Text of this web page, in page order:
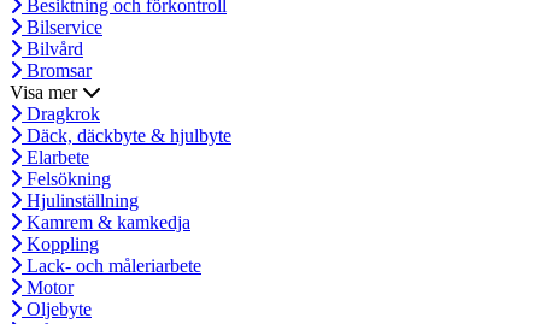
Besiktning och förkontroll
Bilservice
Bilvård
Bromsar
Visa mer
Dragkrok
Däck, däckbyte & hjulbyte
Elarbete
Felsökning
Hjulinställning
Kamrem & kamkedja
Koppling
Lack- och måleriarbete
Motor
Oljebyte